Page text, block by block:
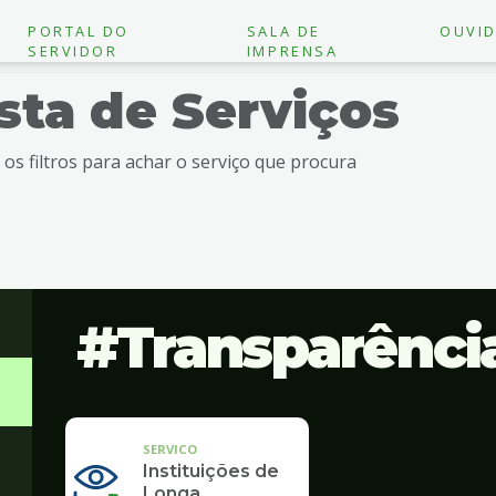
PORTAL DO
SERVIDOR
SALA DE
IMPRENSA
de Serviços
os filtros para achar o serviço que procura
SERVICO
Instituições de